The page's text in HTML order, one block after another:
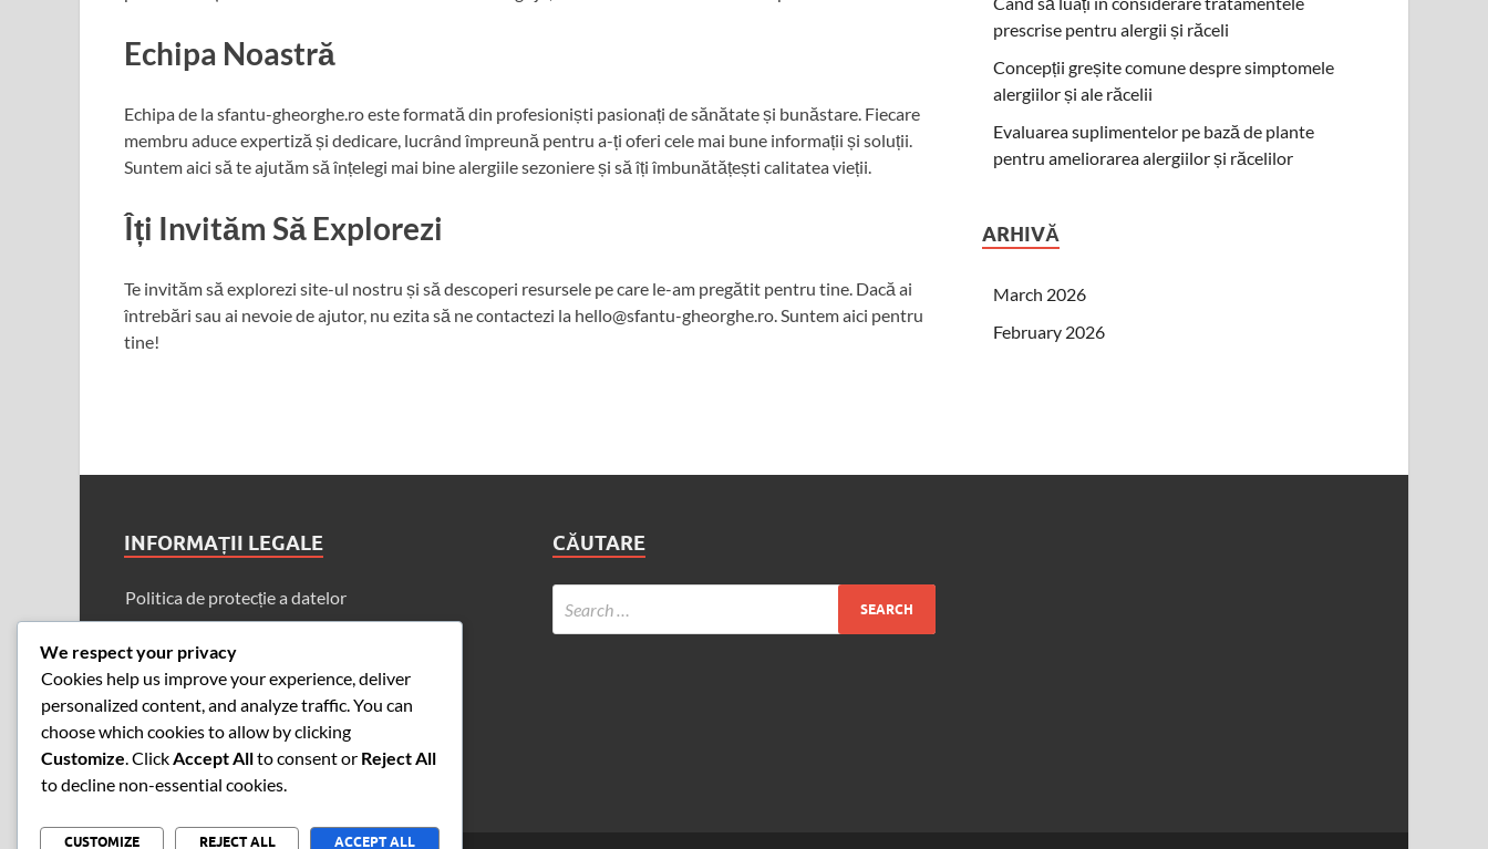
Echipa Noastră
Echipa de la sfantu-gheorghe.ro este formată din profesioniști pasionați de sănătate și bunăstare. Fiecare
membru aduce expertiză și dedicare, lucrând împreună pentru a-ți oferi cele mai bune informații și soluții.
Suntem aici să te ajutăm să înțelegi mai bine alergiile sezoniere și să îți îmbunătățești calitatea vieții.
Îți Invităm Să Explorezi
Te invităm să explorezi site-ul nostru și să descoperi resursele pe care le-am pregătit pentru tine. Dacă ai
întrebări sau ai nevoie de ajutor, nu ezita să ne contactezi la hello@sfantu-gheorghe.ro. Suntem aici pentru
tine!
prescrise pentru alergii și răceli
Concepții greșite comune despre simptomele
alergiilor și ale răcelii
Evaluarea suplimentelor pe bază de plante
pentru ameliorarea alergiilor și răcelilor
ARHIVĂ
March 2026
February 2026
INFORMAȚII LEGALE
Politica de protecție a datelor
Cookie-uri și urmărire
Termeni și condiții
Contactează-ne
CĂUTARE
We respect your privacy
Cookies help us improve your experience, deliver
personalized content, and analyze traffic. You can
choose which cookies to allow by clicking
Customize. ClickAccept Allto consent or Reject All
to decline non-essential cookies.
CUSTOMIZE REJECT ALL ACCEPT ALL